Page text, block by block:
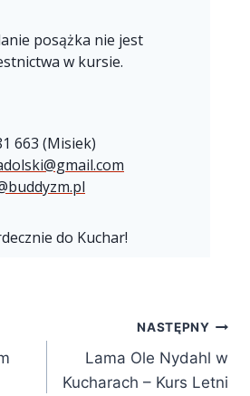
posążka nie jest
w kursie.
663 (Misiek)
do Kuchar!
NASTĘPNY
Lama Ole Nydahl w
Kucharach – Kurs Letni